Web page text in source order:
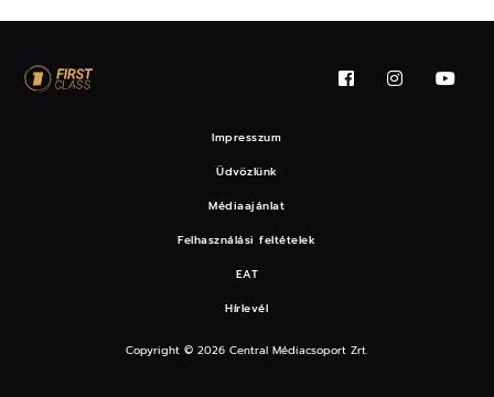
Impresszum
Üdvözlünk
Médiaajánlat
Felhasználási feltételek
EAT
Hírlevél
Copyright © 2026 Central Médiacsoport Zrt.